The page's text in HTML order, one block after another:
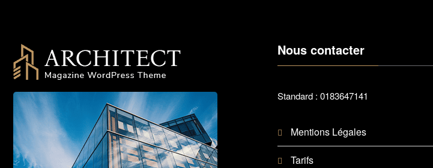
Nous contacter
Standard : 0183647141
Mentions Légales
Tarifs